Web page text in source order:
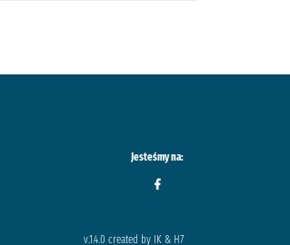
Jesteśmy na:
v.1.4.0 created by IK & H7